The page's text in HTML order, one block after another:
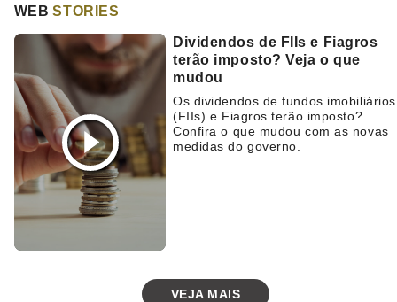
fevereiro;
confira
lista
WEBSTORIES
Dividendos de FIIs e Fiagros
terão imposto? Veja o que
mudou
Os dividendos de fundos imobiliários
(FIIs) e Fiagros terão imposto?
Confira o que mudou com as novas
medidas do governo.
VEJA MAIS